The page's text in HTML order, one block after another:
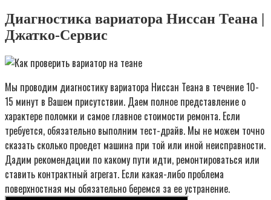
Диагностика вариатора Ниссан Теана |
Джатко-Сервис
Мы проводим диагностику вариатора Ниссан Теана в течение 10-
15 минут в Вашем присутствии. Даем полное представление о
характере поломки и самое главное стоимости ремонта. Если
требуется, обязательно выполним тест-драйв. Мы не можем точно
сказать сколько проедет машина при той или иной неисправности.
Дадим рекомендации по какому пути идти, ремонтироваться или
ставить контрактный агрегат. Если какая-либо проблема
поверхностная мы обязательно беремся за ее устранение.